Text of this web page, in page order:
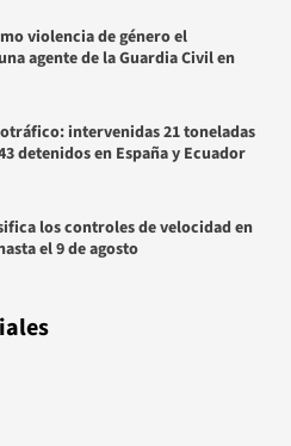
violencia de género el
agente de la Guardia Civil en
intervenidas 21 toneladas
detenidos en España y Ecuador
los controles de velocidad en
el 9 de agosto